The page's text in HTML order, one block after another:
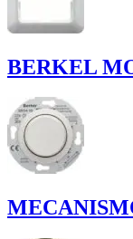
BERKEL